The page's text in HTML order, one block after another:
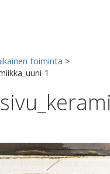
toiminta >
1